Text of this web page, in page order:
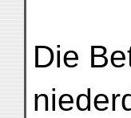
Die